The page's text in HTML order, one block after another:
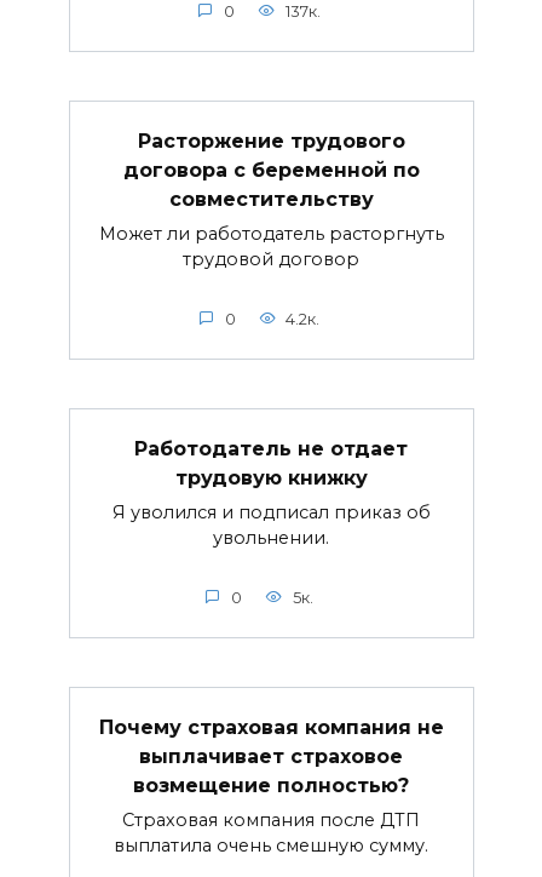
0 137к.
Расторжение трудового
договора с беременной по
совместительству
Может ли работодатель расторгнуть
трудовой договор
0 4.2к.
Работодатель не отдает
трудовую книжку
Я уволился и подписал приказ об
увольнении.
0 5к.
Почему страховая компания не
выплачивает страховое
возмещение полностью?
Страховая компания после ДТП
выплатила очень смешную сумму.